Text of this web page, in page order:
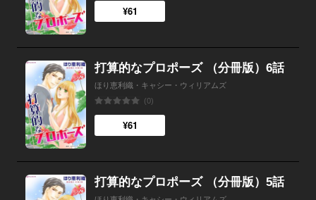
¥61
打算的なプロポーズ （分冊版）6話
ほり恵利織・キャシー・ウィリアムズ
(0)
¥61
打算的なプロポーズ （分冊版）5話